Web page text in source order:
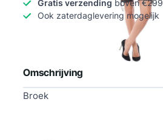
Gratis verzending boven €299
Ook zaterdaglevering mogelijk
Omschrijving
Broek